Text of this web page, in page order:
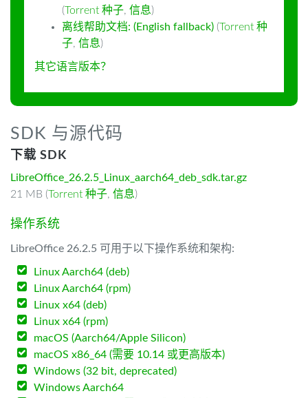
(Torrent 种子, 信息)
离线帮助文档: (English fallback) (Torrent 种
子, 信息)
其它语言版本？
SDK 与源代码
下载 SDK
LibreOffice_26.2.5_Linux_aarch64_deb_sdk.tar.gz
21 MB (Torrent 种子, 信息)
操作系统
LibreOffice 26.2.5 可用于以下操作系统和架构:
Linux Aarch64 (deb)
Linux Aarch64 (rpm)
Linux x64 (deb)
Linux x64 (rpm)
macOS (Aarch64/Apple Silicon)
macOS x86_64 (需要 10.14 或更高版本)
Windows (32 bit, deprecated)
Windows Aarch64